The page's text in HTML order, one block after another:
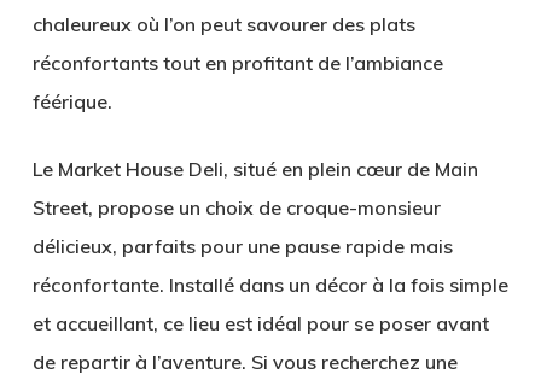
chaleureux où l’on peut savourer des plats
réconfortants tout en profitant de l’ambiance
féérique.
Le Market House Deli, situé en plein cœur de Main
Street, propose un choix de croque-monsieur
délicieux, parfaits pour une pause rapide mais
réconfortante. Installé dans un décor à la fois simple
et accueillant, ce lieu est idéal pour se poser avant
de repartir à l’aventure. Si vous recherchez une